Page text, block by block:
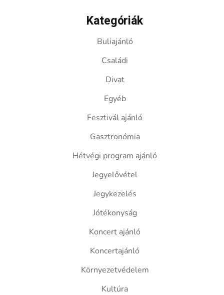
Kategóriák
Buliajánló
Családi
Divat
Egyéb
Fesztivál ajánló
Gasztronómia
Hétvégi program ajánló
Jegyelővétel
Jegykezelés
Jótékonyság
Koncert ajánló
Koncertajánló
Környezetvédelem
Kultúra